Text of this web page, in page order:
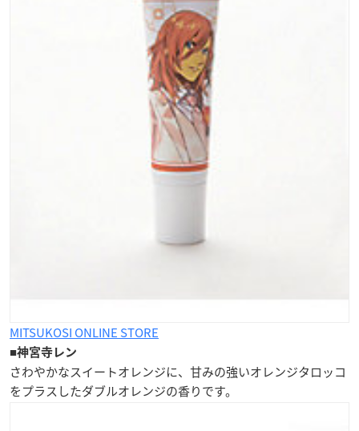
MITSUKOSI ONLINE STORE
■神宮寺レン
さわやかなスイートオレンジに、甘みの強いオレンジタロッコ
をプラスしたダブルオレンジの香りです。